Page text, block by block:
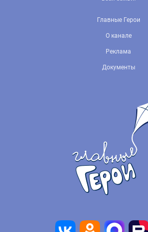
Главные Герои
О канале
Реклама
Документы